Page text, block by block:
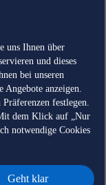
uns Ihnen über
und dieses
bei unseren
Angebote anzeigen.
festlegen.
dem Klick auf „Nur
notwendige Cookies
Geht klar